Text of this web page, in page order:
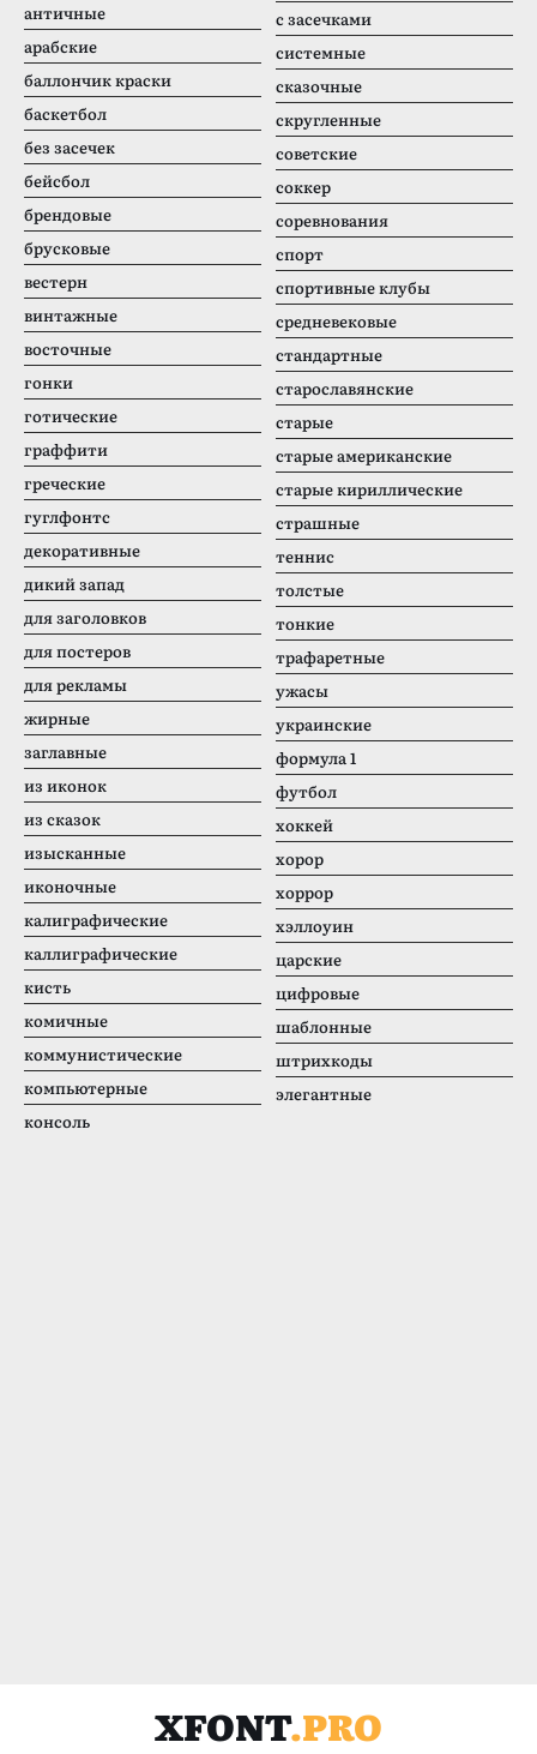
античные
арабские
баллончик краски
баскетбол
без засечек
бейсбол
брендовые
брусковые
вестерн
винтажные
восточные
гонки
готические
граффити
греческие
гуглфонтс
декоративные
дикий запад
для заголовков
для постеров
для рекламы
жирные
заглавные
из иконок
из сказок
изысканные
иконочные
калиграфические
каллиграфические
кисть
комичные
коммунистические
компьютерные
консоль
с засечками
системные
сказочные
скругленные
советские
соккер
соревнования
спорт
спортивные клубы
средневековые
стандартные
старославянские
старые
старые американские
старые кириллические
страшные
теннис
толстые
тонкие
трафаретные
ужасы
украинские
формула 1
футбол
хоккей
хорор
хоррор
хэллоуин
царские
цифровые
шаблонные
штрихкоды
элегантные
XFONT.PRO